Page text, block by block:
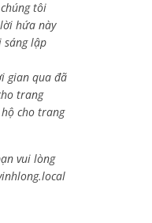
tôi
hứa này
sáng lập
gian qua đã
trang
cho trang
vui lòng